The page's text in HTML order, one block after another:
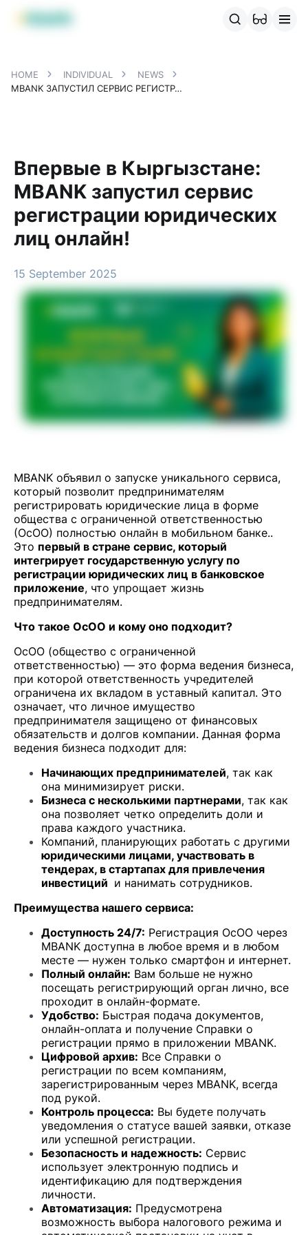
MBANK Products
HOME INDIVIDUAL
NEWS
MBANK ЗАПУСТИЛ СЕРВИС РЕГИСТРАЦИИ ЮРИДИЧЕСКИХ ЛИЦ ОНЛАЙН!
Впервые в Кыргызстане:
MBANK запустил сервис
регистрации юридических
лиц онлайн!
15 September 2025
MBANK объявил о запуске уникального сервиса,
который позволит предпринимателям
регистрировать юридические лица в форме
общества с ограниченной ответственностью
(ОсОО) полностью онлайн в мобильном банке..
Это первый в стране сервис, который
интегрирует государственную услугу по
регистрации юридических лиц в банковское
приложение, что упрощает жизнь
предпринимателям.
Что такое ОсОО и кому оно подходит?
ОсОО (общество с ограниченной
ответственностью) — это форма ведения бизнеса,
при которой ответственность учредителей
ограничена их вкладом в уставный капитал. Это
означает, что личное имущество
предпринимателя защищено от финансовых
обязательств и долгов компании. Данная форма
ведения бизнеса подходит для:
Начинающих предпринимателей, так как
она минимизирует риски.
Бизнеса с несколькими партнерами, так как
она позволяет четко определить доли и
права каждого участника.
Компаний, планирующих работать с другими
юридическими лицами, участвовать в
тендерах, в стартапах для привлечения
инвестиций и нанимать сотрудников.
Преимущества нашего сервиса:
Доступность 24/7: Регистрация ОсОО через
MBANK доступна в любое время и в любом
месте — нужен только смартфон и интернет.
Полный онлайн: Вам больше не нужно
посещать регистрирующий орган лично, все
проходит в онлайн-формате.
Удобство: Быстрая подача документов,
онлайн-оплата и получение Справки о
регистрации прямо в приложении MBANK.
Цифровой архив: Все Справки о
регистрации по всем компаниям,
зарегистрированным через MBANK, всегда
под рукой.
Контроль процесса: Вы будете получать
уведомления о статусе вашей заявки, отказе
или успешной регистрации.
Безопасность и надежность: Сервис
использует электронную подпись и
идентификацию для подтверждения
личности.
Автоматизация: Предусмотрена
возможность выбора налогового режима и